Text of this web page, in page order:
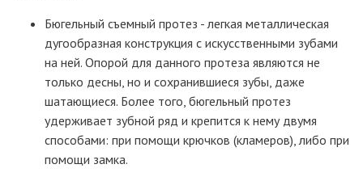
Бюгельный съемный протез - легкая металлическая
дугообразная конструкция с искусственными зубами
на ней. Опорой для данного протеза являются не
только десны, но и сохранившиеся зубы, даже
шатающиеся. Более того, бюгельный протез
удерживает зубной ряд и крепится к нему двумя
способами: при помощи крючков (кламеров), либо при
помощи замка.